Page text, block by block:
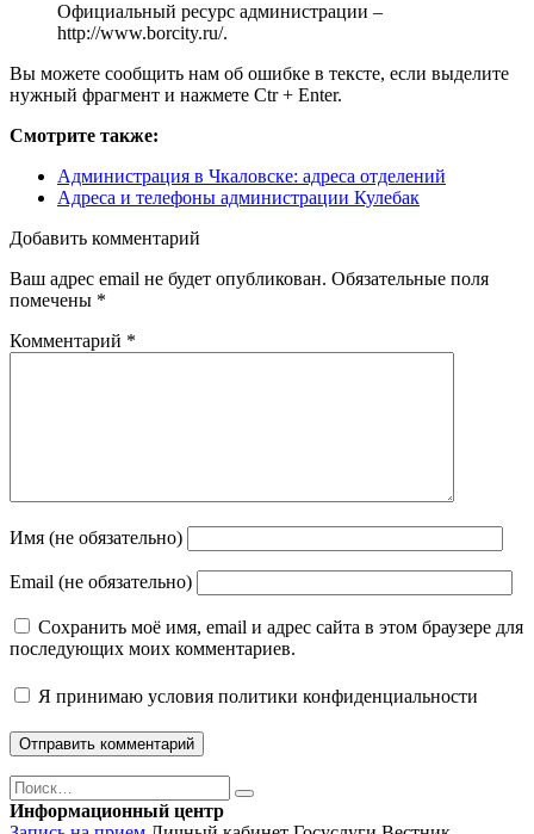
Официальный ресурс администрации –
http://www.borcity.ru/.
Вы можете сообщить нам об ошибке в тексте, если выделите
нужный фрагмент и нажмете Ctr + Enter.
Смотрите также:
Администрация в Чкаловске: адреса отделений
Адреса и телефоны администрации Кулебак
Добавить комментарий
Ваш адрес email не будет опубликован. Обязательные поля
помечены *
Комментарий *
Имя (не обязательно)
Email (не обязательно)
Сохранить моё имя, email и адрес сайта в этом браузере для
последующих моих комментариев.
Я принимаю условия политики конфиденциальности
Поиск
Найти
Информационный центр